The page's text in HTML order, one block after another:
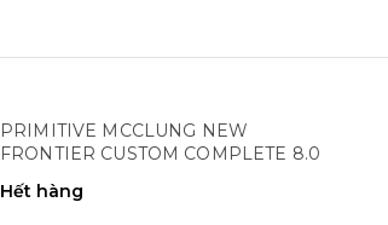
PRIMITIVE MCCLUNG NEW
FRONTIER CUSTOM COMPLETE 8.0
Hết hàng